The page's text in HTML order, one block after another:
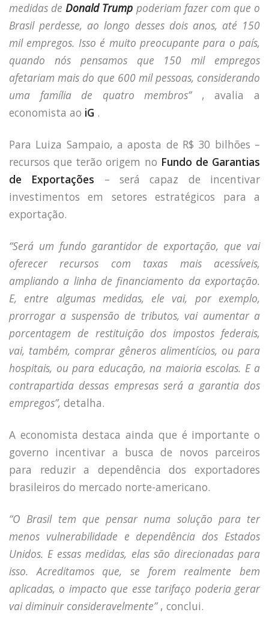
medidas de Donald Trump poderiam fazer com que o
Brasil perdesse, ao longo desses dois anos, até 150
mil empregos. Isso é muito preocupante para o país,
quando nós pensamos que 150 mil empregos
afetariam mais do que 600 mil pessoas, considerando
uma família de quatro membros”
, avalia a
economista ao iG .
Para Luiza Sampaio, a aposta de R$ 30 bilhões –
recursos que terão origem no Fundo de Garantias
de Exportações
– será capaz de incentivar
investimentos em setores estratégicos para a
exportação.
“Será um fundo garantidor de exportação, que vai
oferecer recursos com taxas mais acessíveis,
ampliando a linha de financiamento da exportação.
E, entre algumas medidas, ele vai, por exemplo,
prorrogar a suspensão de tributos, vai aumentar a
porcentagem de restituição dos impostos federais,
vai, também, comprar gêneros alimentícios, ou para
hospitais, ou para educação, na maioria escolas. E a
contrapartida dessas empresas será a garantia dos
empregos”, detalha.
A economista destaca ainda que é importante o
governo incentivar a busca de novos parceiros
para reduzir a dependência dos exportadores
brasileiros do mercado norte-americano.
“O Brasil tem que pensar numa solução para ter
menos vulnerabilidade e dependência dos Estados
Unidos. E essas medidas, elas são direcionadas para
isso. Acreditamos que, se forem realmente bem
aplicadas, o impacto que esse tarifaço poderia gerar
vai diminuir consideravelmente” , conclui.